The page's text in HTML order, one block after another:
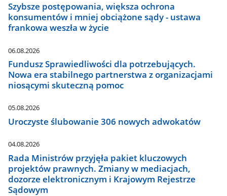
Szybsze postępowania, większa ochrona
konsumentów i mniej obciążone sądy - ustawa
frankowa weszła w życie
06.08.2026
Fundusz Sprawiedliwości dla potrzebujących.
Nowa era stabilnego partnerstwa z organizacjami
niosącymi skuteczną pomoc
05.08.2026
Uroczyste ślubowanie 306 nowych adwokatów
04.08.2026
Rada Ministrów przyjęła pakiet kluczowych
projektów prawnych. Zmiany w mediacjach,
dozorze elektronicznym i Krajowym Rejestrze
Sądowym